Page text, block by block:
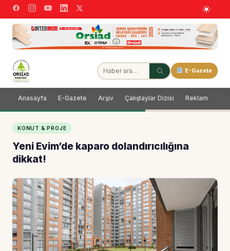
E-Gazete
Anasayfa E-Gazete Arşiv Çalıştaylar Dizisi Reklam
KONUT & PROJE
Yeni Evim’de kaparo dolandırıcılığına
dikkat!